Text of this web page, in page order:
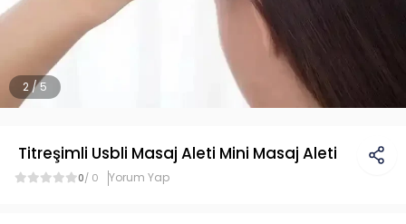
2 / 5
Titreşimli Usbli Masaj Aleti Mini Masaj Aleti
0/ 0 Yorum Yap